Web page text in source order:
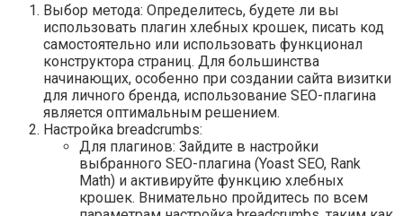
Выбор метода: Определитесь, будете ли вы
использовать плагин хлебных крошек, писать код
самостоятельно или использовать функционал
конструктора страниц. Для большинства
начинающих, особенно при создании сайта визитки
для личного бренда, использование SEO-плагина
является оптимальным решением.
Настройка breadcrumbs:
Для плагинов: Зайдите в настройки
выбранного SEO-плагина (Yoast SEO, Rank
Math) и активируйте функцию хлебных
крошек. Внимательно пройдитесь по всем